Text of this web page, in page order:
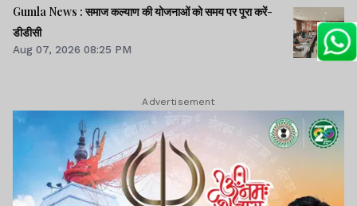
Gumla News : समाज कल्याण की योजनाओं को समय पर पूरा करें-
डीडीसी
Aug 07, 2026 08:25 PM
Advertisement